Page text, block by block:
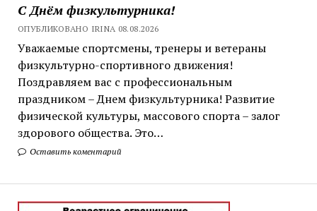
С Днём физкультурника!
ОПУБЛИКОВАНО IRINA 08.08.2026
Уважаемые спортсмены, тренеры и ветераны
физкультурно-спортивного движения!
Поздравляем вас с профессиональным
праздником – Днем физкультурника! Развитие
физической культуры, массового спорта – залог
здорового общества. Это…
Оставить коментарий